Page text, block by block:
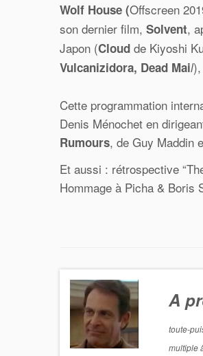
Wolf House (Offscreen
son dernier film, Solvent,
Japon (Cloud de Kiyoshi
Vulcanizidora, Dead Mail
Cette programmation
Denis Ménochet en
Rumours, de Guy Maddin
Et aussi : rétrospective
Hommage à Picha & Boris
A
toute-
multiple